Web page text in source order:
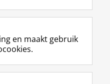
F
a
e
b
o
L
i
k
e
I
R
S
-
f
e
I
n
t
r
Y
o
T
e
en maakt gebruik